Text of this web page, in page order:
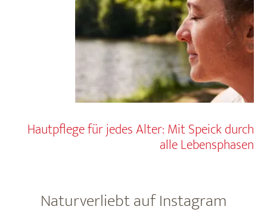
Hautpflege für jedes Alter: Mit Speick durch
alle Lebensphasen
Naturverliebt auf Instagram